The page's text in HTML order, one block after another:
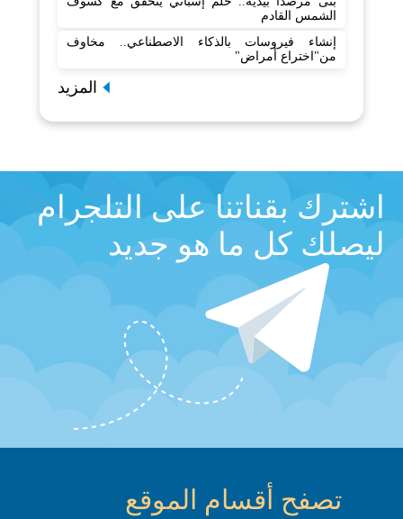
الشمس القادم
إنشاء فيروسات بالذكاء الاصطناعي.. مخاوف
من"اختراع أمراض"
المزيد
اشترك بقناتنا على التلجرام
ليصلك كل ما هو جديد
تصفح أقسام الموقع